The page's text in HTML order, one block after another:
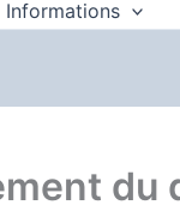
Informations
du